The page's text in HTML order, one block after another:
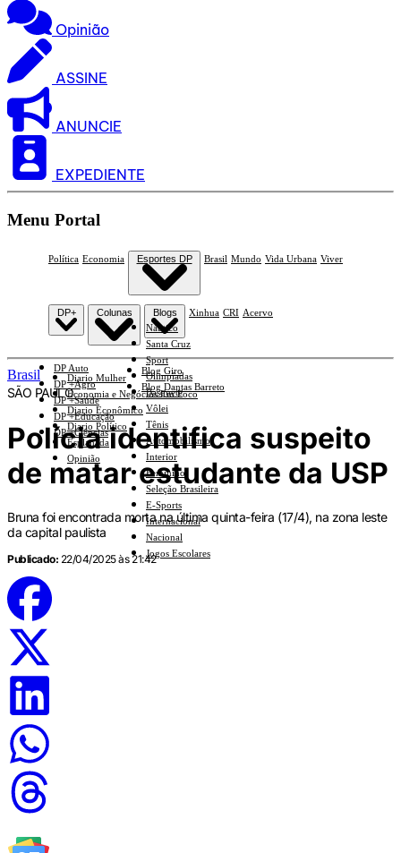
Opinião
ASSINE
ANUNCIE
EXPEDIENTE
Menu Portal
Política Economia Esportes DP
Náutico
Santa Cruz
Sport
Olimpíadas
Basquete
Vôlei
Tênis
Automobilismo
Interior
Feminino
Seleção Brasileira
E-Sports
Internacional
Nacional
Jogos Escolares
Brasil Mundo Vida Urbana Viver
DP+
DP Auto
DP +Agro
DP +Saúde
DP +Educação
DP +Ciências
Colunas
Diario Mulher
Economia e Negócios Em Foco
Diario Econômico
Diario Político
Esplanada
Opinião
Blogs
Blog Giro
Blog Dantas Barreto
Xinhua CRI Acervo
Brasil
SÃO PAULO
Polícia identifica suspeito
de matar estudante da USP
Bruna foi encontrada morta na última quinta-feira (17/4), na zona leste
da capital paulista
Publicado: 22/04/2025 às 21:42